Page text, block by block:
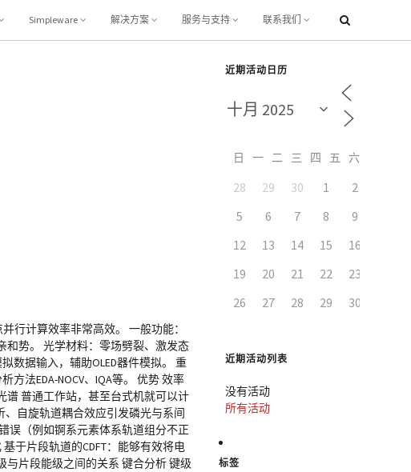
Simpleware 解决方案 服务与支持 联系我们
行计算效率非常高效。 一般功能：
和势。 光学材料：零场劈裂、激发态
数据输入，辅助OLED器件模拟。 重
法EDA-NOCV、IQA等。 优势 效率
谱 普通工作站，甚至台式机就可以计
、自旋轨道耦合效应引发磷光与系间
误（例如锕系元素体系轨道组分不正
于片段轨道的CDFT：能够有效将电
与片段能级之间的关系 键合分析 键级
近期活动日历
日 一 二 三 四 五
28 29 30 1 2
5
6 7 8 9
12
13 14 15 16
19
20 21 22 23
26
27 28 29 30
近期活动列表
没有活动
所有活动
标签